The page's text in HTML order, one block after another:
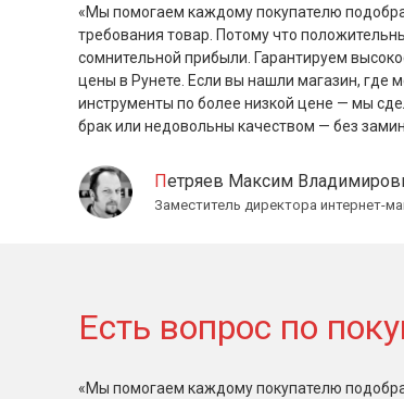
«Мы помогаем каждому покупателю
требования товар. Потому что
сомнительной прибыли. Гарантируем
цены в Рунете. Если вы нашли магазин, где
инструменты по более низкой цене — мы
брак или недовольны качеством — без
Петряев Максим
Заместитель директора интернет-
Есть вопрос по
«Мы помогаем каждому покупателю